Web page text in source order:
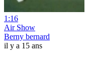
1:16
Air Show
Berny bernard
il y a 15 ans